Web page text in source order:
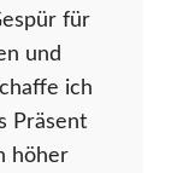
für
und
ich
Präsent
höher